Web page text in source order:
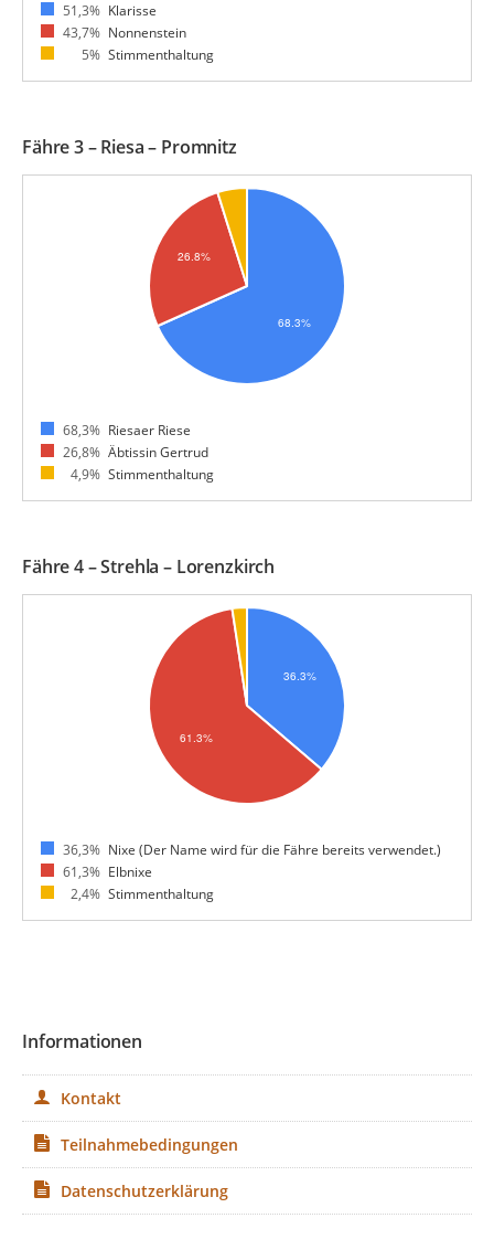
51,3% Klarisse
43,7% Nonnenstein
5% Stimmenthaltung
Fähre 3 – Riesa – Promnitz
68,3% Riesaer Riese
26,8% Äbtissin Gertrud
4,9% Stimmenthaltung
Fähre 4 – Strehla – Lorenzkirch
36,3% Nixe (Der Name wird für die Fähre bereits verwendet.)
61,3% Elbnixe
2,4% Stimmenthaltung
Informationen
Kontakt
Teilnahmebedingungen
Datenschutzerklärung